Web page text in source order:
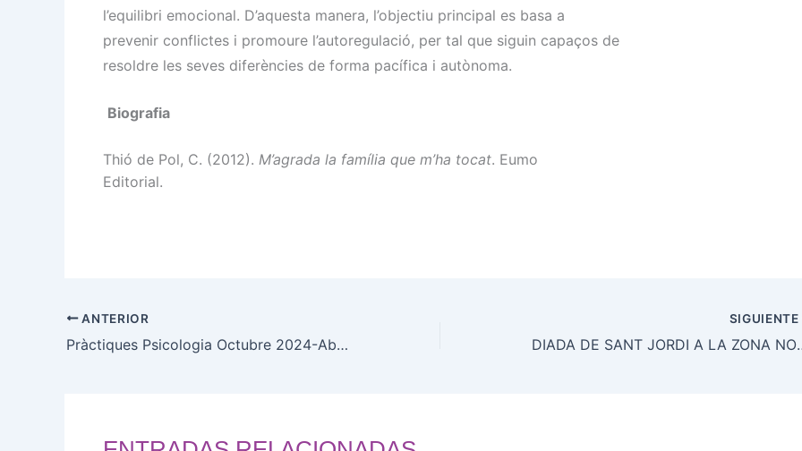
l’equilibri emocional. D’aquesta manera, l’objectiu principal es basa a
prevenir conflictes i promoure l’autoregulació, per tal que siguin capaços de
resoldre les seves diferències de forma pacífica i autònoma.
Biografia
Thió de Pol, C. (2012). M’agrada la família que m’ha tocat. Eumo
Editorial.
ANTERIOR
Pràctiques Psicologia Octubre 2024-Abril 2025
SIGUIENTE
DIADA DE SANT